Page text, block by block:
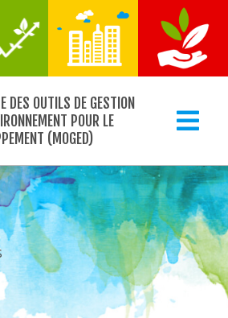
DES OUTILS DE GESTION
POUR LE
(MOGED)